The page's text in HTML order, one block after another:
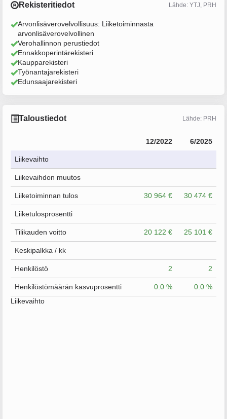
Rekisteritiedot Lähde: YTJ, PRH
Arvonlisäverovelvollisuus: Liiketoiminnasta
arvonlisäverovelvollinen
Verohallinnon perustiedot
Ennakkoperintärekisteri
Kaupparekisteri
Työnantajarekisteri
Edunsaajarekisteri
Taloustiedot Lähde: PRH
12/2022 6/2025
Liikevaihto
Liikevaihdon muutos
Liiketoiminnan tulos 30 964 € 30 474 €
Liiketulosprosentti
Tilikauden voitto 20 122 € 25 101 €
Keskipalkka / kk
Henkilöstö 2 2
Henkilöstömäärän kasvuprosentti 0.0 %
0.0 %
Liikevaihto